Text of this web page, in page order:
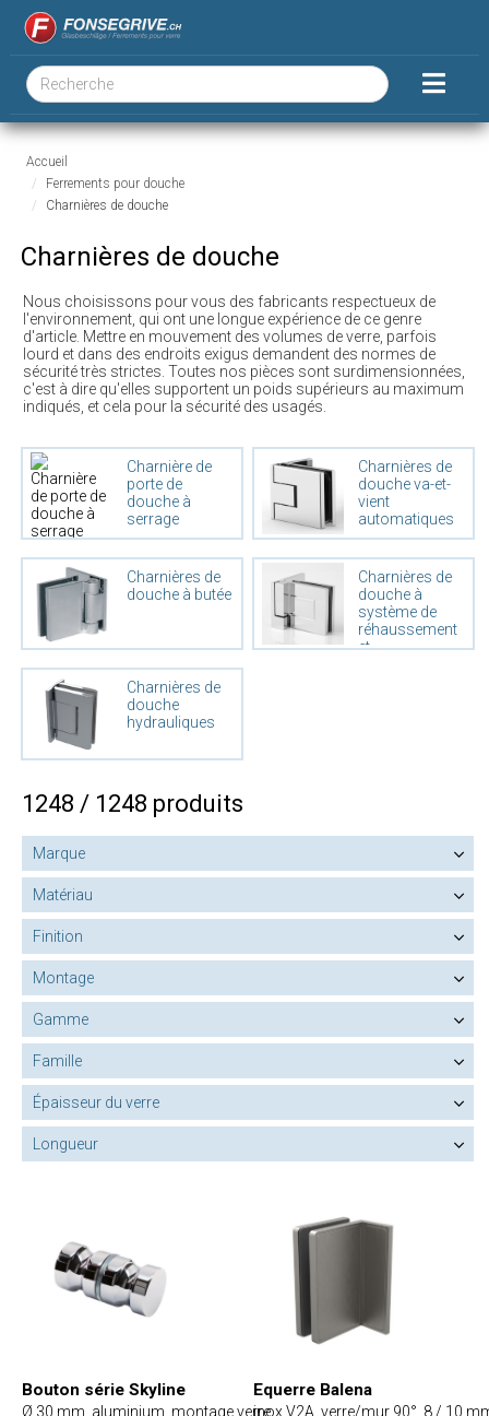
Accueil
Ferrements pour douche
Charnières de douche
Charnières de douche
Nous choisissons pour vous des fabricants respectueux de
l'environnement, qui ont une longue expérience de ce genre
d'article. Mettre en mouvement des volumes de verre, parfois
lourd et dans des endroits exigus demandent des normes de
sécurité très strictes. Toutes nos pièces sont surdimensionnées,
c'est à dire qu'elles supportent un poids supérieurs au maximum
indiqués, et cela pour la sécurité des usagés.
Charnière de
porte de
douche à
serrage
Charnières de
douche va-et-
vient
automatiques
Charnières de
douche à butée
Charnières de
douche à
système de
réhaussement
et
Charnières de
douche
hydrauliques
1248 / 1248 produits
Marque
Matériau
Finition
Montage
Gamme
Famille
Épaisseur du verre
Longueur
Bouton série Skyline
Ø 30 mm, aluminium, montage verre
Equerre Balena
inox V2A, verre/mur 90°, 8 / 10